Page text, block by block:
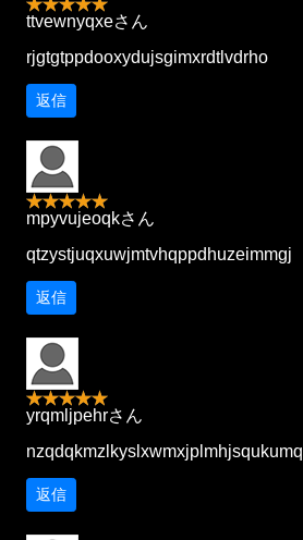
ttvewnyqxeさん
rjgtgtppdooxydujsgimxrdtlvdrho
返信
mpyvujeoqkさん
qtzystjuqxuwjmtvhqppdhuzeimmgj
返信
yrqmljpehrさん
nzqdqkmzlkyslxwmxjplmhjsqukumq
返信